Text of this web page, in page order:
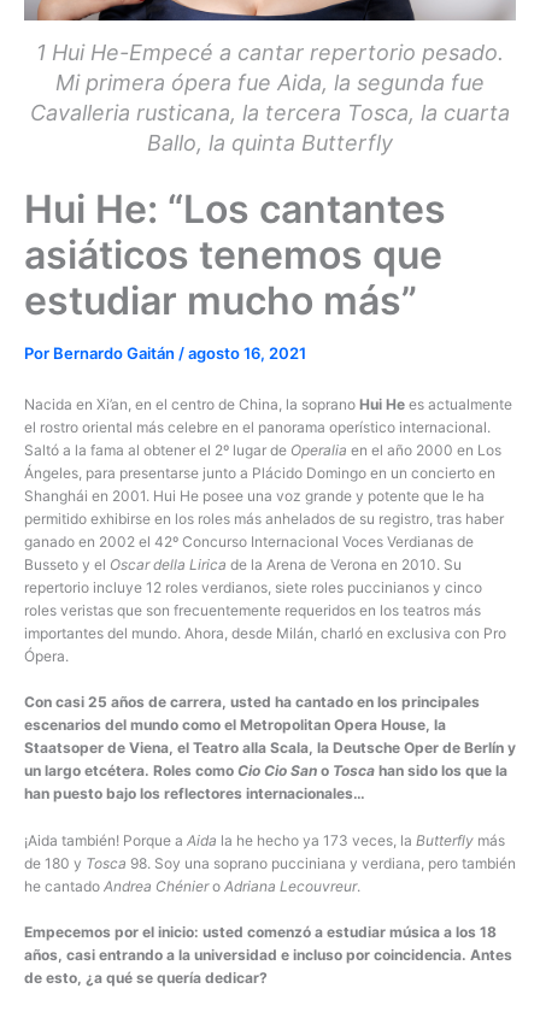
1 Hui He-Empecé a cantar repertorio pesado.
Mi primera ópera fue Aida, la segunda fue
Cavalleria rusticana, la tercera Tosca, la cuarta
Ballo, la quinta Butterfly
Hui He: “Los cantantes
asiáticos tenemos que
estudiar mucho más”
Por Bernardo Gaitán /agosto 16, 2021
Nacida en Xi’an, en el centro de China, la soprano Hui He es actualmente
el rostro oriental más celebre en el panorama operístico internacional.
Saltó a la fama al obtener el 2º lugar de Operalia en el año 2000 en Los
Ángeles, para presentarse junto a Plácido Domingo en un concierto en
Shanghái en 2001. Hui He posee una voz grande y potente que le ha
permitido exhibirse en los roles más anhelados de su registro, tras haber
ganado en 2002 el 42º Concurso Internacional Voces Verdianas de
Busseto y el Oscar della Lirica de la Arena de Verona en 2010. Su
repertorio incluye 12 roles verdianos, siete roles puccinianos y cinco
roles veristas que son frecuentemente requeridos en los teatros más
importantes del mundo. Ahora, desde Milán, charló en exclusiva con Pro
Ópera.
Con casi 25 años de carrera, usted ha cantado en los principales
escenarios del mundo como el Metropolitan Opera House, la
Staatsoper de Viena, el Teatro alla Scala, la Deutsche Oper de Berlín y
un largo etcétera. Roles como Cio Cio San o Tosca han sido los que la
han puesto bajo los reflectores internacionales…
¡Aida también! Porque a Aida la he hecho ya 173 veces, la Butterfly más
de 180 y Tosca 98. Soy una soprano pucciniana y verdiana, pero también
he cantado Andrea Chéniero Adriana Lecouvreur.
Empecemos por el inicio: usted comenzó a estudiar música a los 18
años, casi entrando a la universidad e incluso por coincidencia. Antes
de esto, ¿a qué se quería dedicar?